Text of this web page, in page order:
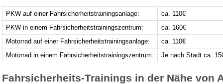
PKW auf einer Fahrsicherheitstrainingsanlage:
ca. 110€
PKW in einem Fahrsicherheitstrainingszentrum:
ca. 160€
Motorrad auf einer Fahrsicherheitstrainingsanlage:
ca. 110€
Motorrad in einem Fahrsicherheitstrainingszentrum:
Je nach Stadt ca.
Fahrsicherheits-Trainings in der Nähe von